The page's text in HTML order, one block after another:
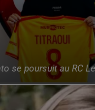
se poursuit au RC